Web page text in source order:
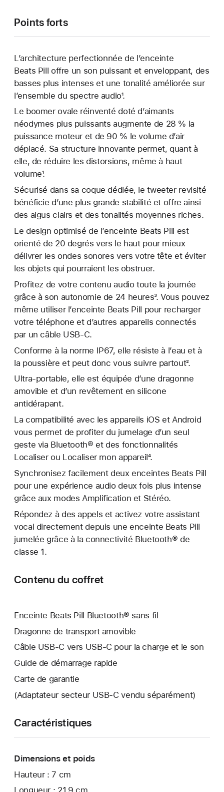
Points forts
L’architecture perfectionnée de l’enceinte
Beats Pill offre un son puissant et enveloppant, des
basses plus intenses et une tonalité améliorée sur
l’ensemble du spectre audio¹.
Le boomer ovale réinventé doté d’aimants
néodymes plus puissants augmente de 28 % la
puissance moteur et de 90 % le volume d’air
déplacé. Sa structure innovante permet, quant à
elle, de réduire les distorsions, même à haut
volume¹.
Sécurisé dans sa coque dédiée, le tweeter revisité
bénéficie d’une plus grande stabilité et offre ainsi
des aigus clairs et des tonalités moyennes riches.
Le design optimisé de l’enceinte Beats Pill est
orienté de 20 degrés vers le haut pour mieux
délivrer les ondes sonores vers votre tête et éviter
les objets qui pourraient les obstruer.
Profitez de votre contenu audio toute la journée
grâce à son autonomie de 24 heures³. Vous pouvez
même utiliser l’enceinte Beats Pill pour recharger
votre téléphone et d’autres appareils connectés
par un câble USB-C.
Conforme à la norme IP67, elle résiste à l’eau et à
la poussière et peut donc vous suivre partout².
Ultra-portable, elle est équipée d’une dragonne
amovible et d’un revêtement en silicone
antidérapant.
La compatibilité avec les appareils iOS et Android
vous permet de profiter du jumelage d’un seul
geste via Bluetooth® et des fonctionnalités
Localiser ou Localiser mon appareil⁴.
Synchronisez facilement deux enceintes Beats Pill
pour une expérience audio deux fois plus intense
grâce aux modes Amplification et Stéréo.
Répondez à des appels et activez votre assistant
vocal directement depuis une enceinte Beats Pill
jumelée grâce à la connectivité Bluetooth® de
classe 1.
Contenu du coffret
Enceinte Beats Pill Bluetooth® sans fil
Dragonne de transport amovible
Câble USB-C vers USB-C pour la charge et le son
Guide de démarrage rapide
Carte de garantie
(Adaptateur secteur USB‐C vendu séparément)
Caractéristiques
Dimensions et poids
Hauteur : 7 cm